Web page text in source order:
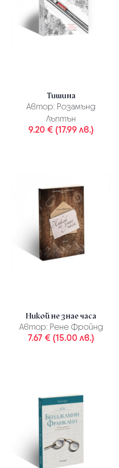
Тишина
Автор: Розамънд
Лъптън
9.20 € (17.99 лв.)
Никой не знае часа
Автор: Рене Фройнд
7.67 € (15.00 лв.)